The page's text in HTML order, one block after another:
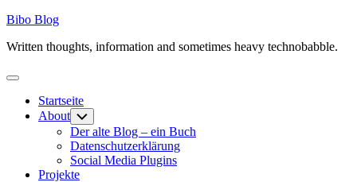
Skip
content
Bibo Blog
Written thoughts, information and sometimes heavy technobabble.
Expand
Startseite
About Toggle
Child
Menu
Der alte Blog – ein Buch
Datenschutzerklärung
Social Media Plugins
Projekte